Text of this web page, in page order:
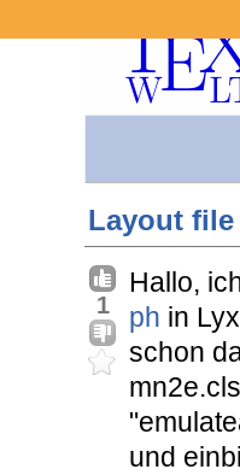
Layout
1
Hallo,
ph in
schon
und